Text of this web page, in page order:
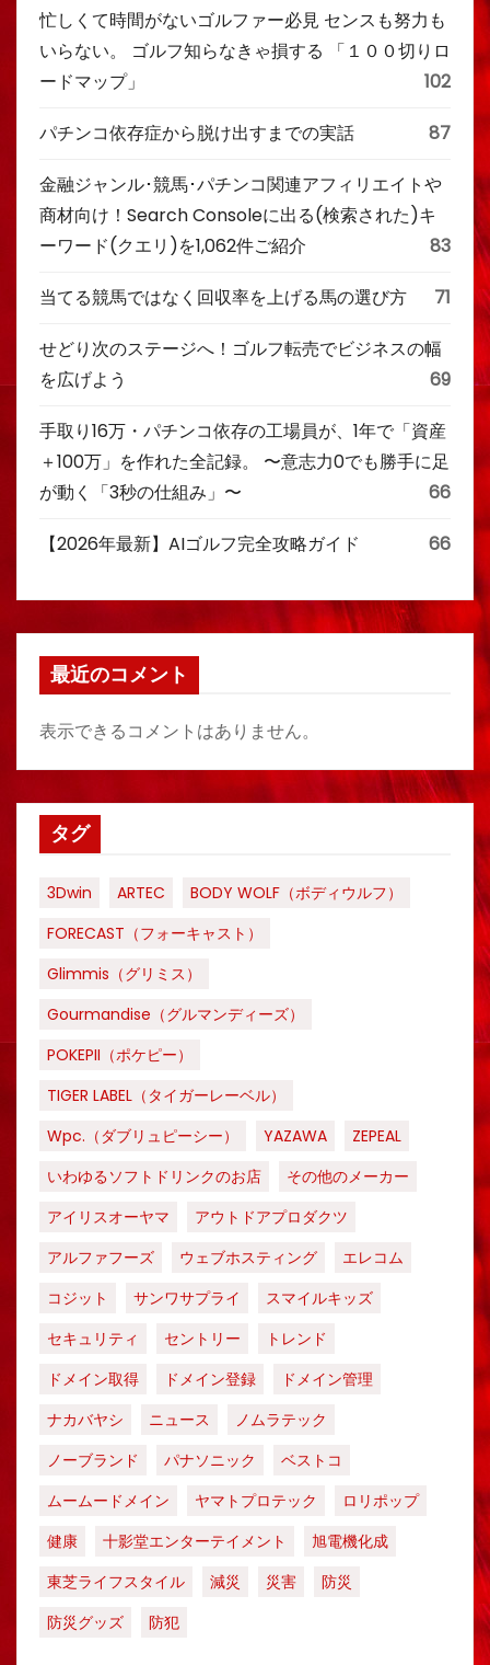
忙しくて時間がないゴルファー必見 センスも努力も
いらない。 ゴルフ知らなきゃ損する 「１００切りロ
ードマップ」
102
パチンコ依存症から脱け出すまでの実話 87
金融ジャンル･競馬･パチンコ関連アフィリエイトや
商材向け！Search Consoleに出る(検索された)キ
ーワード(クエリ)を1,062件ご紹介
83
当てる競馬ではなく回収率を上げる馬の選び方 71
せどり次のステージへ！ゴルフ転売でビジネスの幅
を広げよう
69
手取り16万・パチンコ依存の工場員が、1年で「資産
＋100万」を作れた全記録。 〜意志力0でも勝手に足
が動く「3秒の仕組み」〜
66
【2026年最新】AIゴルフ完全攻略ガイド 66
最近のコメント
表示できるコメントはありません。
タグ
3Dwin ARTEC
BODY WOLF（ボディウルフ）
FORECAST（フォーキャスト）
Glimmis（グリミス）
Gourmandise（グルマンディーズ）
POKEPII（ポケピー）
TIGER LABEL（タイガーレーベル）
Wpc.（ダブリュピーシー）
YAZAWA
ZEPEAL
いわゆるソフトドリンクのお店
その他のメーカー
アイリスオーヤマ
アウトドアプロダクツ
アルファフーズ
ウェブホスティング
エレコム
コジット
サンワサプライ
スマイルキッズ
セキュリティ
セントリー
トレンド
ドメイン取得
ドメイン登録
ドメイン管理
ナカバヤシ
ニュース
ノムラテック
ノーブランド
パナソニック
ベストコ
ムームードメイン
ヤマトプロテック
ロリポップ
健康
十影堂エンターテイメント
旭電機化成
東芝ライフスタイル
減災 災害
防災
防災グッズ
防犯